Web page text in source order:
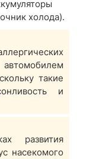
холода).
такие
и
развития
насекомого